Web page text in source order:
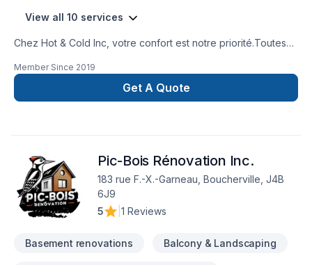
View all 10 services
Chez Hot & Cold Inc, votre confort est notre priorité.Toutes
choisissant nos thermopompes comme votre système de
chauffage et climatisation vous choisissez la durabilité, la
fiabilité et le confort.Faites confiance à notre
Member Since 2019
Get A Quote
Pic-Bois Rénovation Inc.
183 rue F.-X.-Garneau, Boucherville, J4B
6J9
5
1 Reviews
Basement renovations Balcony & Landscaping